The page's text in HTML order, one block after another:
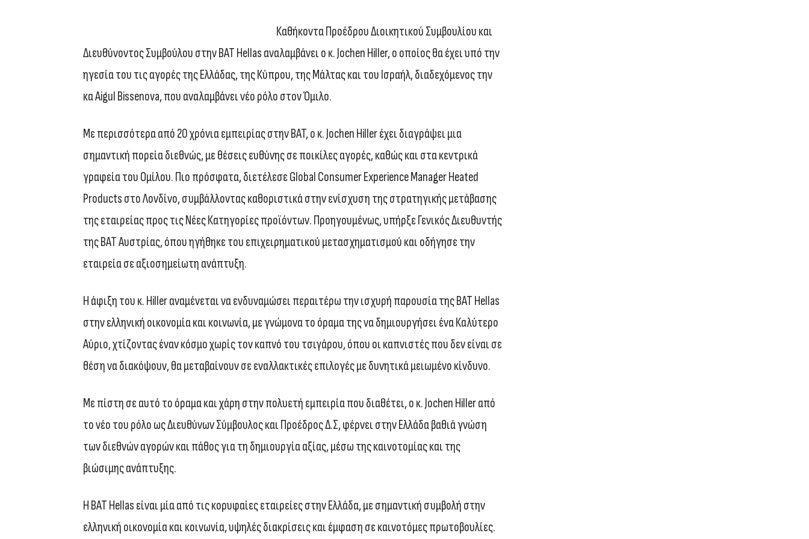
Καθήκοντα Προέδρου Διοικητικού Συμβουλίου και
Διευθύνοντος Συμβούλου στην BAT Hellas αναλαμβάνει ο κ. Jochen Hiller, ο οποίος θα έχει υπό την
ηγεσία του τις αγορές της Ελλάδας, της Κύπρου, της Μάλτας και του Ισραήλ, διαδεχόμενος την
κα Aigul Bissenova, που αναλαμβάνει νέο ρόλο στον Όμιλο.
Με περισσότερα από 20 χρόνια εμπειρίας στην BAT, ο κ. Jochen Hiller έχει διαγράψει μια
σημαντική πορεία διεθνώς, με θέσεις ευθύνης σε ποικίλες αγορές, καθώς και στα κεντρικά
γραφεία του Ομίλου. Πιο πρόσφατα, διετέλεσε Global Consumer Experience Manager Heated
Products στο Λονδίνο, συμβάλλοντας καθοριστικά στην ενίσχυση της στρατηγικής μετάβασης
της εταιρείας προς τις Νέες Κατηγορίες προϊόντων. Προηγουμένως, υπήρξε Γενικός Διευθυντής
της BAT Αυστρίας, όπου ηγήθηκε του επιχειρηματικού μετασχηματισμού και οδήγησε την
εταιρεία σε αξιοσημείωτη ανάπτυξη.
Η άφιξη του κ. Hiller αναμένεται να ενδυναμώσει περαιτέρω την ισχυρή παρουσία της BAT Hellas
στην ελληνική οικονομία και κοινωνία, με γνώμονα το όραμα της να δημιουργήσει ένα Καλύτερο
Αύριο, χτίζοντας έναν κόσμο χωρίς τον καπνό του τσιγάρου, όπου οι καπνιστές που δεν είναι σε
θέση να διακόψουν, θα μεταβαίνουν σε εναλλακτικές επιλογές με δυνητικά μειωμένο κίνδυνο.
Με πίστη σε αυτό το όραμα και χάρη στην πολυετή εμπειρία που διαθέτει, ο κ. Jochen Hiller από
το νέο του ρόλο ως Διευθύνων Σύμβουλος και Προέδρος Δ.Σ, φέρνει στην Ελλάδα βαθιά γνώση
των διεθνών αγορών και πάθος για τη δημιουργία αξίας, μέσω της καινοτομίας και της
βιώσιμης ανάπτυξης.
Η BAT Hellas είναι μία από τις κορυφαίες εταιρείες στην Ελλάδα, με σημαντική συμβολή στην
ελληνική οικονομία και κοινωνία, υψηλές διακρίσεις και έμφαση σε καινοτόμες πρωτοβουλίες.